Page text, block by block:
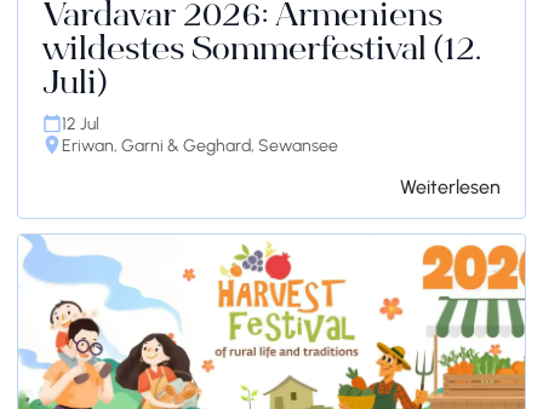
Vardavar 2026: Armeniens
wildestes Sommerfestival (12.
Juli)
12 Jul
Eriwan, Garni & Geghard, Sewansee
Weiterlesen